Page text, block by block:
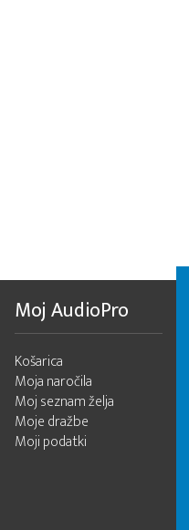
Moj AudioPro
Košarica
Moja naročila
Moj seznam želja
Moje dražbe
Moji podatki